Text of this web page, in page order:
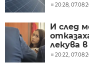
20:28,
И след
лекува
20:22,